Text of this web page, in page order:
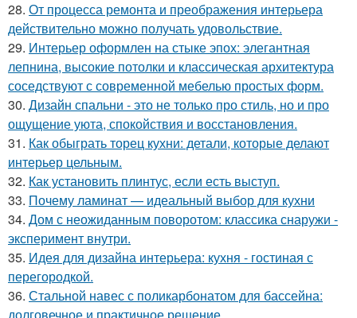
28. От процесса ремонта и преображения интерьера
действительно можно получать удовольствие.
29. Интерьер оформлен на стыке эпох: элегантная
лепнина, высокие потолки и классическая архитектура
соседствуют с современной мебелью простых форм.
30. Дизайн спальни - это не только про стиль, но и про
ощущение уюта, спокойствия и восстановления.
31. Как обыграть торец кухни: детали, которые делают
интерьер цельным.
32. Как установить плинтус, если есть выступ.
33. Почему ламинат — идеальный выбор для кухни
34. Дом с неожиданным поворотом: классика снаружи -
эксперимент внутри.
35. Идея для дизайна интерьера: кухня - гостиная с
перегородкой.
36. Стальной навес с поликарбонатом для бассейна: